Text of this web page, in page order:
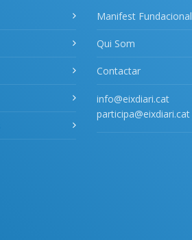
Manifest Fundacional
Qui Som
Contactar
info@eixdiari.cat
participa@eixdiari.cat